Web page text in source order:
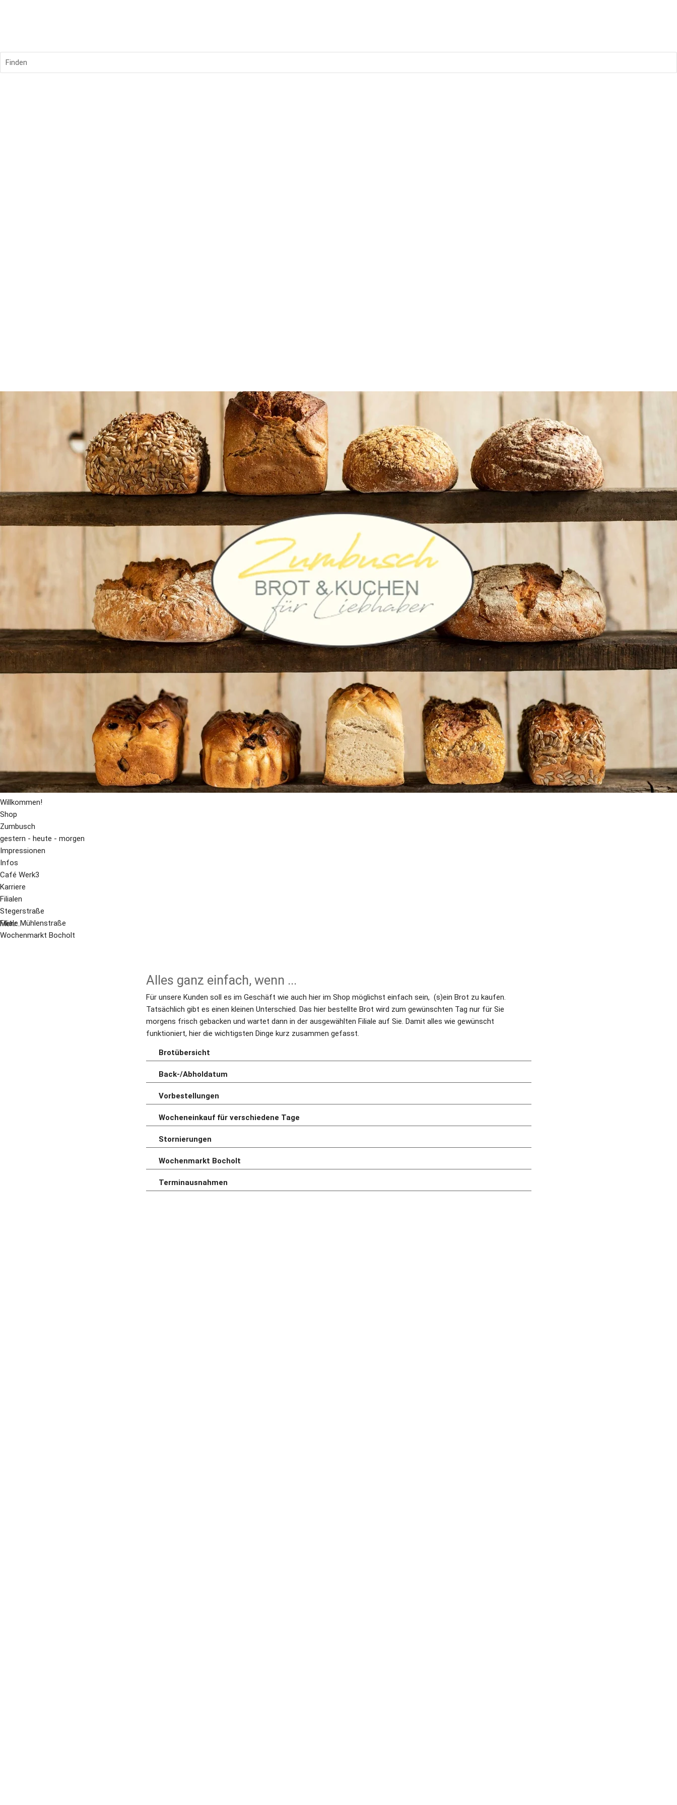
Finden
Willkommen!
Shop
Zumbusch
gestern - heute - morgen
Impressionen
Infos
Café Werk3
Karriere
Filialen
Stegerstraße
Filiale Mühlenstraße
Wochenmarkt Bocholt
Mehr...
Alles ganz einfach, wenn ...
Für unsere Kunden soll es im Geschäft wie auch hier im Shop möglichst einfach sein,  (s)ein Brot zu kaufen.
Tatsächlich gibt es einen kleinen Unterschied. Das hier bestellte Brot wird zum gewünschten Tag nur für Sie
morgens frisch gebacken und wartet dann in der ausgewählten Filiale auf Sie. Damit alles wie gewünscht
funktioniert, hier die wichtigsten Dinge kurz zusammen gefasst.
Brotübersicht
Back-/Abholdatum
Vorbestellungen
Wocheneinkauf für verschiedene Tage
Stornierungen
Wochenmarkt Bocholt
Terminausnahmen